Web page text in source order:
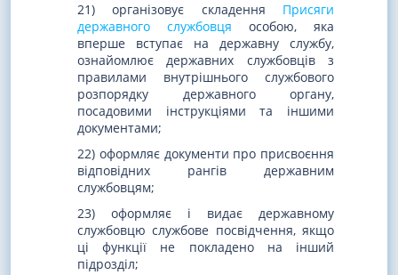
21) організовує складення Присяги
державного службовця особою, яка
вперше вступає на державну службу,
ознайомлює державних службовців з
правилами внутрішнього службового
розпорядку державного органу,
посадовими інструкціями та іншими
документами;
22) оформляє документи про присвоєння
відповідних рангів державним
службовцям;
23) оформляє і видає державному
службовцю службове посвідчення, якщо
ці функції не покладено на інший
підрозділ;